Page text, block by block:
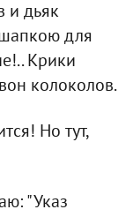
и дьяк
для
Крики
колоколов.
Но тут,
"Указ